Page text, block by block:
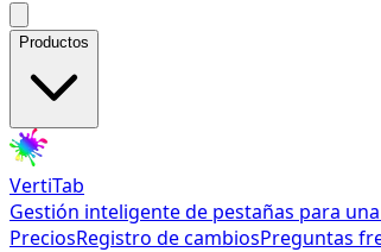
Productos
VertiTab
Gestión inteligente de pestañas para
PreciosRegistro de cambiosPreguntas